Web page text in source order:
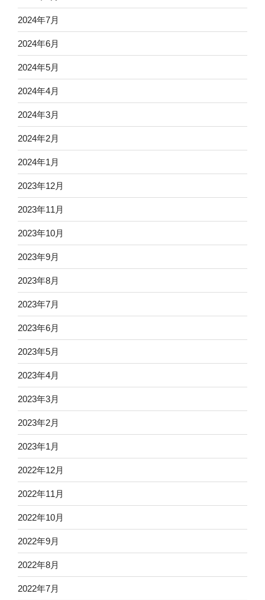
2024年7月
2024年6月
2024年5月
2024年4月
2024年3月
2024年2月
2024年1月
2023年12月
2023年11月
2023年10月
2023年9月
2023年8月
2023年7月
2023年6月
2023年5月
2023年4月
2023年3月
2023年2月
2023年1月
2022年12月
2022年11月
2022年10月
2022年9月
2022年8月
2022年7月